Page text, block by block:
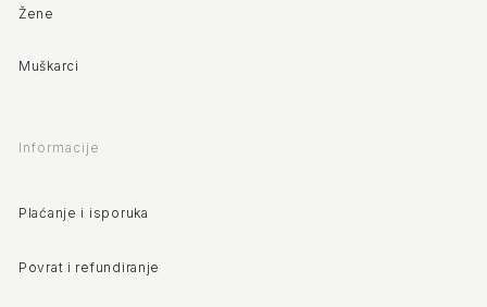
Žene
Muškarci
Informacije
Plaćanje i isporuka
Povrat i refundiranje